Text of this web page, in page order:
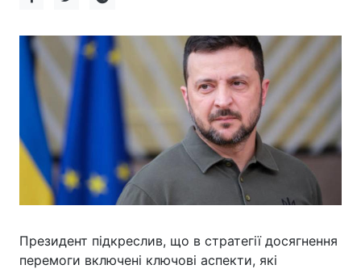
Президент підкреслив, що в стратегії досягнення
перемоги включені ключові аспекти, які